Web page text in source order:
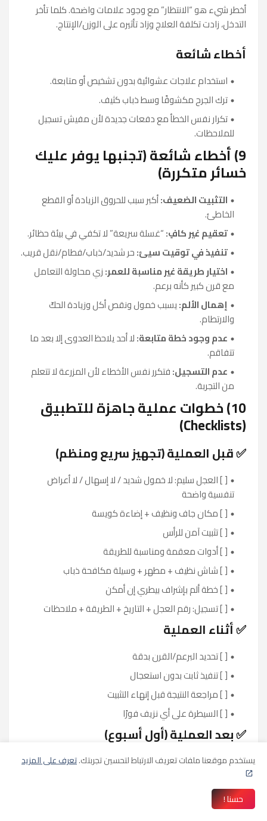
أخطر شيء هو “الانتظار” مع وجود علامات واضحة. كلما تأخر
التدخل، زادت تكلفة العلاج وزاد تأثيره على الوزن/الإنتاج.
أخطاء شائعة
استخدام علاجات عشوائية بدون تشخيص أو متابعة.
ترك الجرح مكشوفًا وسط ذباب كثيف.
تكرار نفس الخطأ مع دفعات جديدة لأن مفيش تسجيل
للملاحظات.
9) أخطاء شائعة (تجنبها يوفر عليك
خسائر متكررة)
التثبيت الضعيف:أكبر سبب للحروق الزيادة أو القطع
الخاطئ.
تعقيم غير كافٍ:“غسلة سريعة” لا تكفي في بيئة حظائر.
تنفيذ في توقيت سيئ:حر شديد/ذباب/فطام/نقل قريب.
اختيار طريقة غير مناسبة للعمر:زي محاولة التعامل
مع قرن كبير كأنه برعم.
إهمال الألم:يسبب خمول ونقص أكل وزيادة الحكّ
والارتطام.
عدم وجود خطة متابعة:لا أحد يلاحظ العدوى إلا بعد ما
تتفاقم.
عدم التسجيل:فتكرر نفس الأخطاء لأن المزرعة لا تتعلم
من التجربة.
10) خطوات عملية جاهزة للتطبيق
(Checklists)
✅ قبل العملية (تجهيز سريع ومنظم)
[ ] العجل سليم: لا خمول شديد / لا إسهال / لا أعراض
تنفسية واضحة
[ ] مكان جاف ونظيف + إضاءة كويسة
[ ] تثبيت آمن للرأس
[ ] أدوات معقمة ومناسبة للطريقة
[ ] شاش نظيف + مطهر + وسيلة مكافحة ذباب
[ ] خطة ألم بإشراف بيطري إن أمكن
[ ] تسجيل: رقم العجل + التاريخ + الطريقة + ملاحظات
✅ أثناء العملية
[ ] تحديد البرعم/القرن بدقة
[ ] تنفيذ ثابت بدون استعجال
[ ] مراجعة النتيجة قبل إنهاء التثبيت
[ ] السيطرة على أي نزيف فورًا
✅ بعد العملية (أول أسبوع)
[ ] فحص يومي: تورم / نزيف / إفرازات / رائحة
[ ] نظافة الفرشة وتقليل الاحتكاك والزحمة
يستخدم موقعنا ملفات تعريف الارتباط لتحسين تجربتك.تعرف على المزيد
حسنا !